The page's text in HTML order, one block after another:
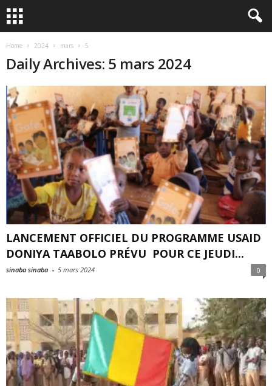
Home 2024 mars 5
Daily Archives: 5 mars 2024
LANCEMENT OFFICIEL DU PROGRAMME USAID
DONIYA TAABOLO PRÉVU POUR CE JEUDI...
sinaba sinaba - 5 mars 2024 0